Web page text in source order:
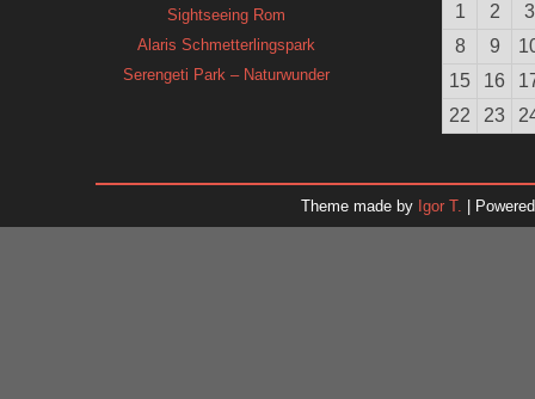
Sightseeing Rom
Alaris Schmetterlingspark
Serengeti Park – Naturwunder
1
2
3
8
9
15
16
22
23
Theme made by Igor T. |